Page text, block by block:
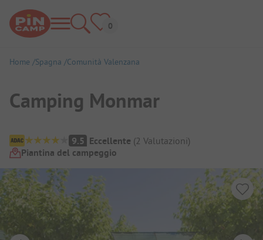
Home Spagna Comunità Valenzana
Camping Monmar
Panoramica del campeggio
9.5 Eccellente (2 Valutazioni)
Piantina del campeggio